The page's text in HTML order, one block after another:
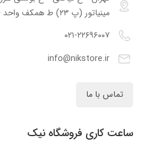
مینیاتور (پ ۲۳) ط همکف واحد ۶
۰۲۱-۲۲۶۹۶۰۰۷
info@nikstore.ir
تماس با ما
ساعت کاری فروشگاه نیک